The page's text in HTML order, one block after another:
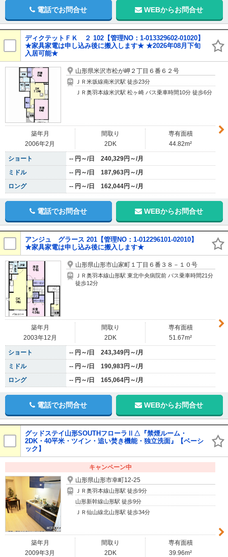
電話でお問合せ WEBからお問合せ
ディクテットＦＫ ２ 102【管理NO：1-013329602-01020】
★家具家電は申し込み後に搬入します★ ★2026年08月下旬
入居可能★
山形県米沢市松が岬２丁目６番６２号
ＪＲ米坂線南米沢駅 徒歩23分
ＪＲ奥羽本線米沢駅 松ヶ崎 バス乗車時間10分 徒歩6分
築年月
2006年2月
間取り
2DK
専有面積
44.82m²
ショート
-- 円～/日 240,329円～/月
ミドル
-- 円～/日 187,963円～/月
ロング
-- 円～/日 162,044円～/月
電話でお問合せ WEBからお問合せ
アンジュ グラース 201【管理NO：1-012296101-02010】
★家具家電は申し込み後に搬入します★
山形県山形市山家町１丁目６番３８－１０号
ＪＲ奥羽本線山形駅 東北中央病院前 バス乗車時間21分
徒歩12分
築年月
2003年12月
間取り
2DK
専有面積
51.67m²
ショート
-- 円～/日 243,349円～/月
ミドル
-- 円～/日 190,983円～/月
ロング
-- 円～/日 165,064円～/月
電話でお問合せ WEBからお問合せ
グッドステイ山形SOUTHフローラⅡ△『禁煙ルーム・
2DK・40平米・ツイン・追い焚き機能・独立洗面』【ベーシ
ック】
キャンペーン中
山形県山形市幸町12-25
ＪＲ奥羽本線山形駅 徒歩9分
山形新幹線山形駅 徒歩9分
ＪＲ仙山線北山形駅 徒歩34分
築年月
2009年3月
間取り
2DK
専有面積
39.96m²